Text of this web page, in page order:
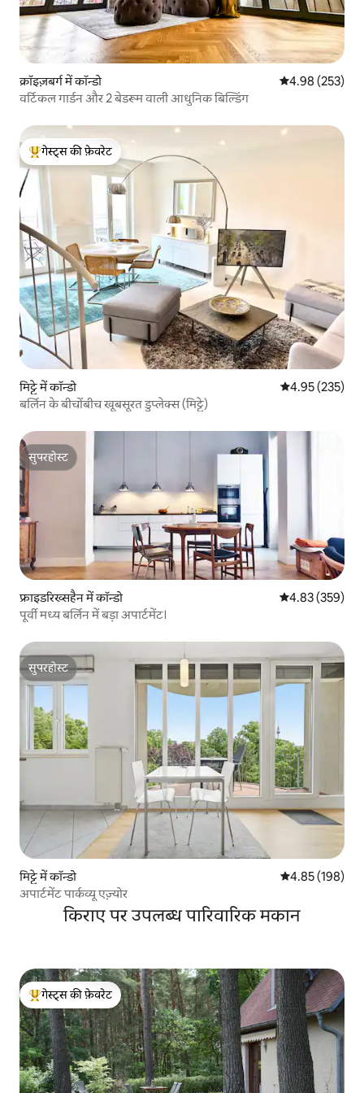
क्रॉइज़बर्ग में कॉन्डो औसत रेटिंग 5 में से
4.98 (253)
वर्टिकल गार्डन और 2 बेडरूम वाली आधुनिक बिल्डिंग
गेस्ट्स का टॉप फ़ेवरेट
गेस्ट्स की फ़ेवरेट
मिट्टे में कॉन्डो औसत रेटिंग 5 में से
4.95 (235)
बर्लिन के बीचोंबीच खूबसूरत डुप्लेक्स (मिट्टे)
सुपरहोस्ट
सुपरहोस्ट
फ्राइडरिख्सहैन में कॉन्डो औसत रेटिंग 5 में से
4.83 (359)
पूर्वी मध्य बर्लिन में बड़ा अपार्टमेंट।
सुपरहोस्ट
सुपरहोस्ट
मिट्टे में कॉन्डो औसत रेटिंग 5 में से
4.85 (198)
अपार्टमेंट पार्कव्यू एज़्योर
किराए पर उपलब्ध पारिवारिक मकान
गेस्ट्स का टॉप फ़ेवरेट
गेस्ट्स की फ़ेवरेट